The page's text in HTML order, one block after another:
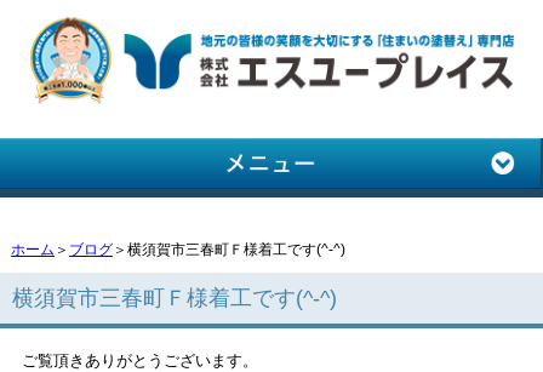
ホーム ＞ ブログ＞横須賀市三春町Ｆ様着工です(^-^)
横須賀市三春町Ｆ様着工です(^-^)
ご覧頂きありがとうございます。